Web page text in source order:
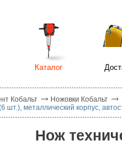
Каталог
Кобальт
Ножовки Кобальт
металлический корпус,
Нож